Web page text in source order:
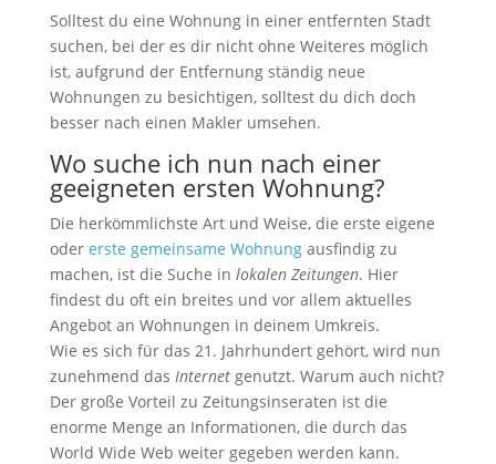
Solltest du eine Wohnung in einer entfernten Stadt
suchen, bei der es dir nicht ohne Weiteres möglich
ist, aufgrund der Entfernung ständig neue
Wohnungen zu besichtigen, solltest du dich doch
besser nach einen Makler umsehen.
Wo suche ich nun nach einer
geeigneten ersten Wohnung?
Die herkömmlichste Art und Weise, die erste eigene
oder erste gemeinsame Wohnungausfindig zu
machen, ist die Suche in lokalen Zeitungen. Hier
findest du oft ein breites und vor allem aktuelles
Angebot an Wohnungen in deinem Umkreis.
Wie es sich für das 21. Jahrhundert gehört, wird nun
zunehmend das Internetgenutzt. Warum auch nicht?
Der große Vorteil zu Zeitungsinseraten ist die
enorme Menge an Informationen, die durch das
World Wide Web weiter gegeben werden kann.